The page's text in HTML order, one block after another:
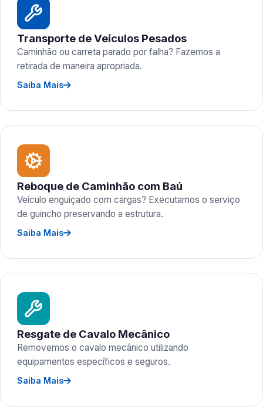
Transporte de Veículos Pesados
Caminhão ou carreta parado por falha? Fazemos a
retirada de maneira apropriada.
Saiba Mais
Reboque de Caminhão com Baú
Veículo enguiçado com cargas? Executamos o serviço
de guincho preservando a estrutura.
Saiba Mais
Resgate de Cavalo Mecânico
Removemos o cavalo mecânico utilizando
equipamentos específicos e seguros.
Saiba Mais